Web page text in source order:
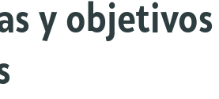
y objetivos